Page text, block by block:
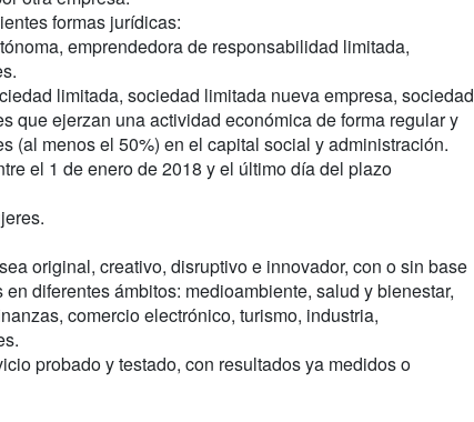
formas jurídicas:
emprendedora de responsabilidad limitada,
limitada, sociedad limitada nueva empresa, sociedad
que ejerzan una actividad económica de forma regular y
(al menos el 50%) en el capital social y administración.
el 1 de enero de 2018 y el último día del plazo
original, creativo, disruptivo e innovador, con o sin base
diferentes ámbitos: medioambiente, salud y bienestar,
comercio electrónico, turismo, industria,
probado y testado, con resultados ya medidos o